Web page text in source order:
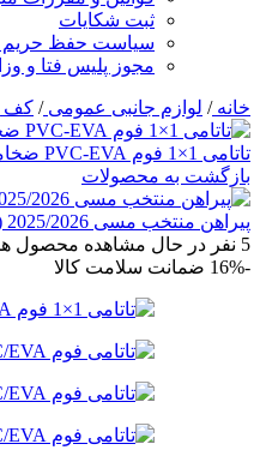
ثبت شکایات
سیاست حفظ
مجوز پلیس فتا و
خانه/ لوازم جانبی عمومی/ کف
تاتامی 1×1 فوم PVC-EVA ضخامت ۲۵ میل تک رو
بازگشت به محصولات
پیراهن منتخب مسی 2025/2026 (پلیری) وارداتی
5 نفر در حال مشاهده محصول
-16%
ضمانت سلامت کالا